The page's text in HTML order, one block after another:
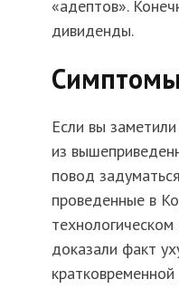
«адептов».
дивиденды.
Симптомы
Если вы
из
повод
проведенные в
технологическом
доказали факт